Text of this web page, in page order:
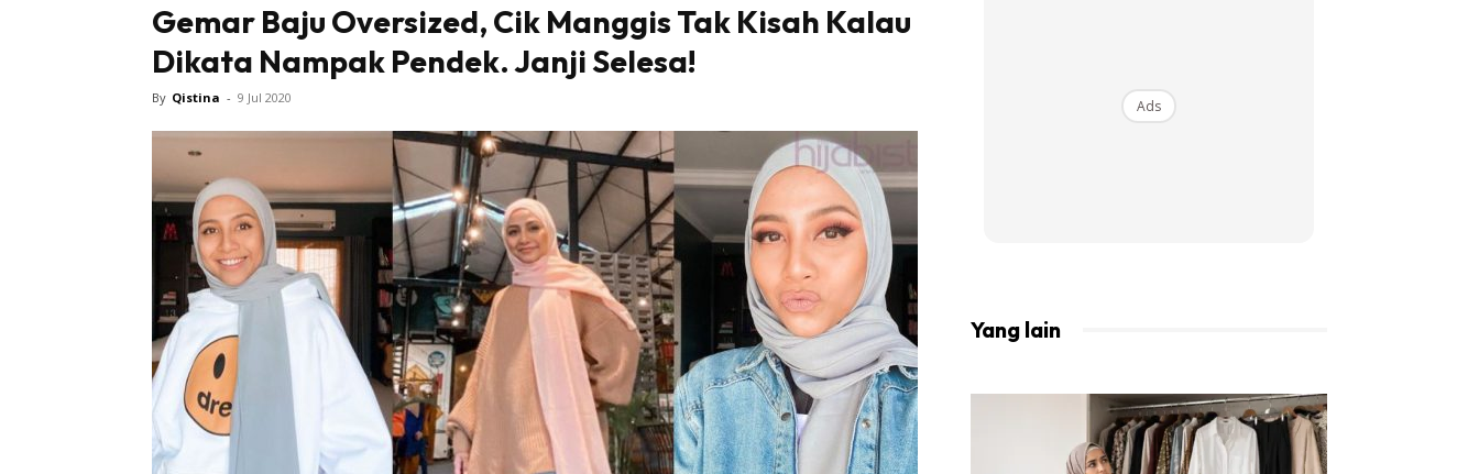
Tampil #1 on top dengan fashion muslimah terkini di HIJABISTA!
KLIK DI SEENI
Gemar Baju Oversized, Cik Manggis Tak Kisah Kalau
Dikata Nampak Pendek. Janji Selesa!
By Qistina - 9 Jul 2020 Ads
Yang lain